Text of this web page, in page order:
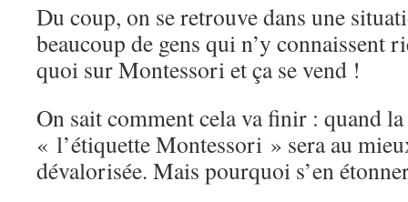
Du coup, on se retrouve dans une
beaucoup de gens qui n’y connaissent
quoi sur Montessori et ça se vend !
On sait comment cela va finir : quand la
« l’étiquette Montessori » sera au
dévalorisée. Mais pourquoi s’en